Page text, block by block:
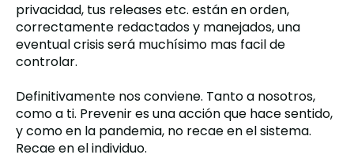
privacidad, tus releases etc. están en orden,
correctamente redactados y manejados, una
eventual crisis será muchísimo mas facil de
controlar.
Definitivamente nos conviene. Tanto a nosotros,
como a ti. Prevenir es una acción que hace sentido,
y como en la pandemia, no recae en el sistema.
Recae en el individuo.